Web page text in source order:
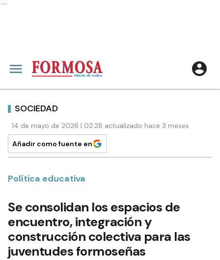
Ads
SOCIEDAD
14 de mayo de 2026 | 02:28 actualizado hace 3 meses
Añadir como fuente en
Política educativa
Se consolidan los espacios de
encuentro, integración y
construcción colectiva para las
juventudes formoseñas